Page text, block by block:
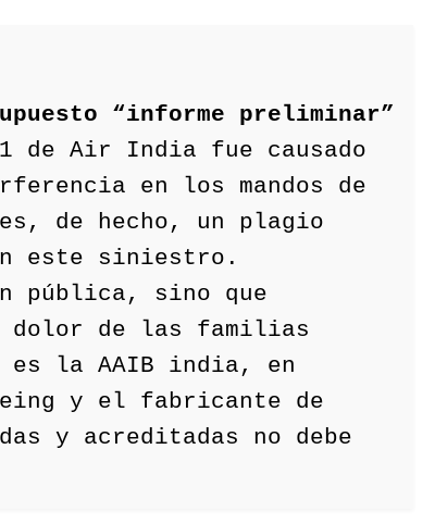
“informe preliminar”
de Air India fue causado
en los mandos de
de hecho, un plagio
este siniestro.
pública, sino que
dolor de las familias
es la AAIB india, en
y el fabricante de
y acreditadas no debe